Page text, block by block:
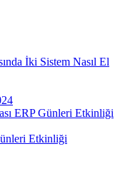
İki Sistem Nasıl El
ERP Günleri Etkinliği
Etkinliği